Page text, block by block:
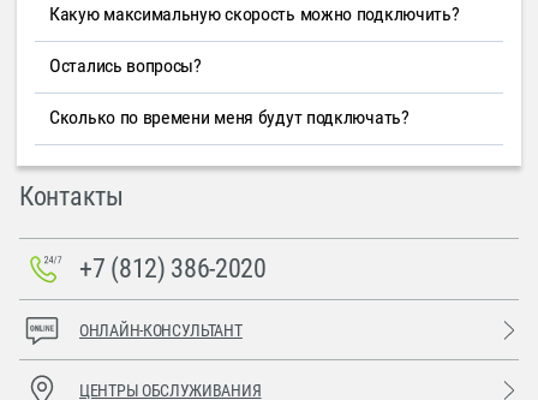
Какую максимальную скорость можно подключить?
Остались вопросы?
Сколько по времени меня будут подключать?
Контакты
+7 (812) 386-2020
ОНЛАЙН-КОНСУЛЬТАНТ
ЦЕНТРЫ ОБСЛУЖИВАНИЯ